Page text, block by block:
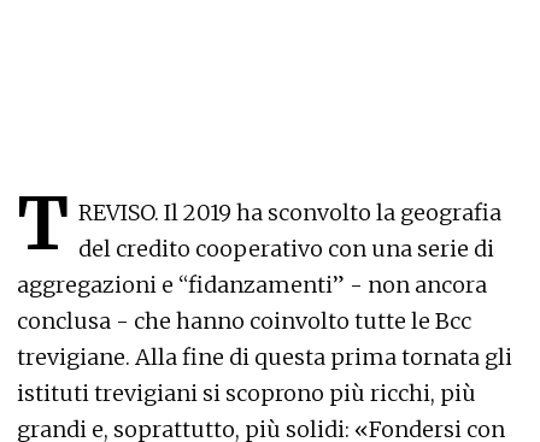
T REVISO. Il 2019 ha sconvolto la geografia
del credito cooperativo con una serie di
aggregazioni e “fidanzamenti” - non ancora
conclusa - che hanno coinvolto tutte le Bcc
trevigiane. Alla fine di questa prima tornata gli
istituti trevigiani si scoprono più ricchi, più
grandi e, soprattutto, più solidi: «Fondersi con